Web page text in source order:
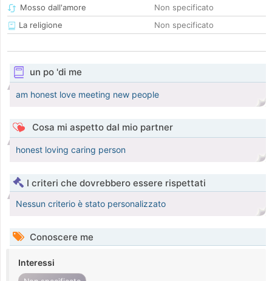
Mosso dall'amore
Non specificato
La religione
Non specificato
un po 'di me
am honest love meeting new people
Cosa mi aspetto dal mio partner
honest loving caring person
I criteri che dovrebbero essere rispettati
Nessun criterio è stato personalizzato
Conoscere me
Interessi